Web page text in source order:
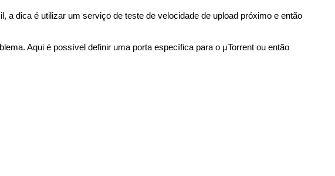
dica é utilizar um serviço de teste de velocidade de upload próximo e então
Aqui é possível definir uma porta específica para o µTorrent ou então